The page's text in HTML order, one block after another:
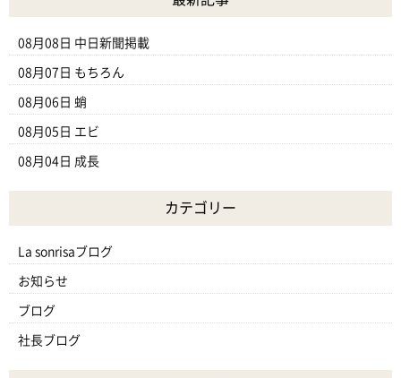
08月08日 中日新聞掲載
08月07日 もちろん
08月06日 蛸
08月05日 エビ
08月04日 成長
カテゴリー
La sonrisaブログ
お知らせ
ブログ
社長ブログ